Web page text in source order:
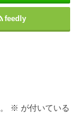
feedly
※ が付いている